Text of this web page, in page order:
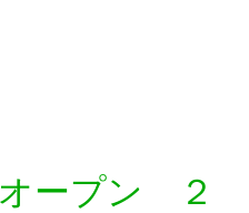
ープン ２